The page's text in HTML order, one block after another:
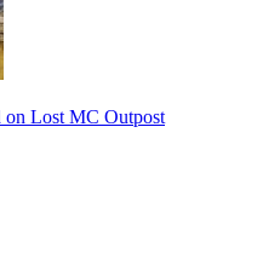
Lost MC Outpost